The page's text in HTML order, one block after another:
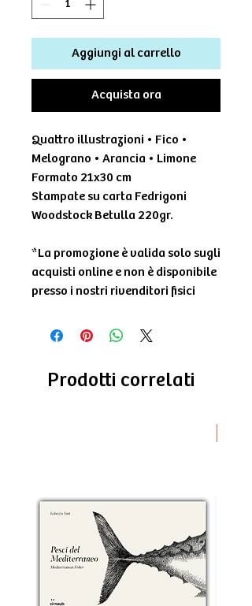
Aggiungi al carrello
Acquista ora
Quattro illustrazioni • Fico •
Melograno • Arancia • Limone
Formato 21x30 cm
Stampate su carta Fedrigoni
Woodstock Betulla 220gr.
*La promozione è valida solo sugli
acquisti online e non è disponibile
presso i nostri rivenditori fisici
Prodotti correlati